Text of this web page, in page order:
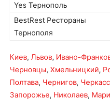
Yes Тернополь
BestRest Рестораны
Тернополя
Киев, Львов, Ивано-
Черновцы, Хмельницкий,
Полтава, Чернигов,
Запорожье, Николаев,